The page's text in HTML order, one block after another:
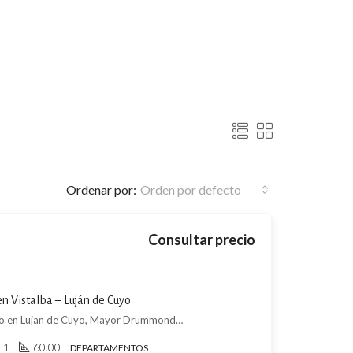
Ordenar por: Orden por defecto
Vistalba – Luján de Cuyo
Consultar precio
DEPARTAMENTO - Complejo en Lujan de Cuyo, Mayor Drummond, Luján de Cuyo
1 60.00 DEPARTAMENTOS